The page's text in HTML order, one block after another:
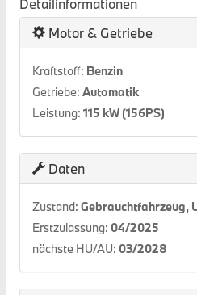
Detailinformationen
Motor & Getriebe
Kraftstoff: Benzin
Getriebe: Automatik
Leistung: 115 kW (156PS)
Daten
Zustand: Gebrauchtfahrzeug,
Erstzulassung: 04/2025
nächste HU/AU: 03/2028